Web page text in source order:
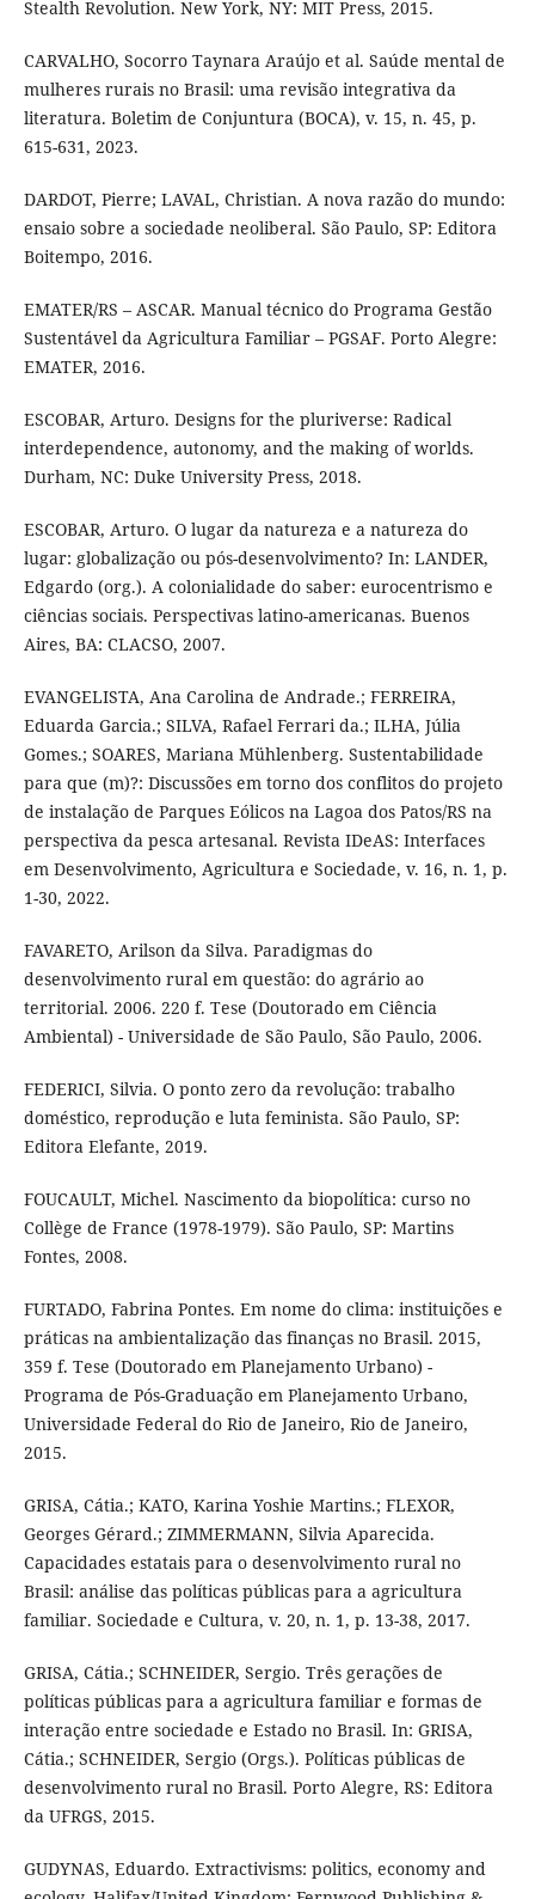
Stealth Revolution. New York, NY: MIT Press, 2015.
CARVALHO, Socorro Taynara Araújo et al. Saúde mental de
mulheres rurais no Brasil: uma revisão integrativa da
literatura. Boletim de Conjuntura (BOCA), v. 15, n. 45, p.
615-631, 2023.
DARDOT, Pierre; LAVAL, Christian. A nova razão do mundo:
ensaio sobre a sociedade neoliberal. São Paulo, SP: Editora
Boitempo, 2016.
EMATER/RS – ASCAR. Manual técnico do Programa Gestão
Sustentável da Agricultura Familiar – PGSAF. Porto Alegre:
EMATER, 2016.
ESCOBAR, Arturo. Designs for the pluriverse: Radical
interdependence, autonomy, and the making of worlds.
Durham, NC: Duke University Press, 2018.
ESCOBAR, Arturo. O lugar da natureza e a natureza do
lugar: globalização ou pós-desenvolvimento? In: LANDER,
Edgardo (org.). A colonialidade do saber: eurocentrismo e
ciências sociais. Perspectivas latino-americanas. Buenos
Aires, BA: CLACSO, 2007.
EVANGELISTA, Ana Carolina de Andrade.; FERREIRA,
Eduarda Garcia.; SILVA, Rafael Ferrari da.; ILHA, Júlia
Gomes.; SOARES, Mariana Mühlenberg. Sustentabilidade
para que (m)?: Discussões em torno dos conflitos do projeto
de instalação de Parques Eólicos na Lagoa dos Patos/RS na
perspectiva da pesca artesanal. Revista IDeAS: Interfaces
em Desenvolvimento, Agricultura e Sociedade, v. 16, n. 1, p.
1-30, 2022.
FAVARETO, Arilson da Silva. Paradigmas do
desenvolvimento rural em questão: do agrário ao
territorial. 2006. 220 f. Tese (Doutorado em Ciência
Ambiental) - Universidade de São Paulo, São Paulo, 2006.
FEDERICI, Silvia. O ponto zero da revolução: trabalho
doméstico, reprodução e luta feminista. São Paulo, SP:
Editora Elefante, 2019.
FOUCAULT, Michel. Nascimento da biopolítica: curso no
Collège de France (1978-1979). São Paulo, SP: Martins
Fontes, 2008.
FURTADO, Fabrina Pontes. Em nome do clima: instituições e
práticas na ambientalização das finanças no Brasil. 2015,
359 f. Tese (Doutorado em Planejamento Urbano) -
Programa de Pós-Graduação em Planejamento Urbano,
Universidade Federal do Rio de Janeiro, Rio de Janeiro,
2015.
GRISA, Cátia.; KATO, Karina Yoshie Martins.; FLEXOR,
Georges Gérard.; ZIMMERMANN, Silvia Aparecida.
Capacidades estatais para o desenvolvimento rural no
Brasil: análise das políticas públicas para a agricultura
familiar. Sociedade e Cultura, v. 20, n. 1, p. 13-38, 2017.
GRISA, Cátia.; SCHNEIDER, Sergio. Três gerações de
políticas públicas para a agricultura familiar e formas de
interação entre sociedade e Estado no Brasil. In: GRISA,
Cátia.; SCHNEIDER, Sergio (Orgs.). Políticas públicas de
desenvolvimento rural no Brasil. Porto Alegre, RS: Editora
da UFRGS, 2015.
GUDYNAS, Eduardo. Extractivisms: politics, economy and